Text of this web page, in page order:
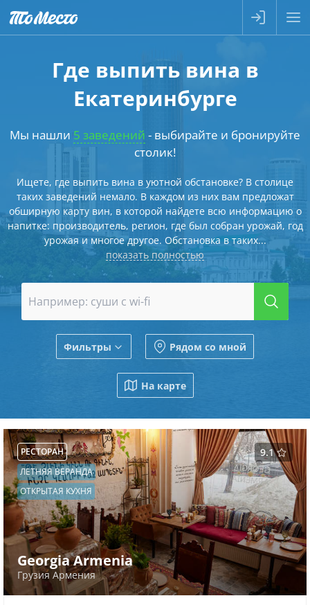
Где выпить вина в
Екатеринбурге
Мы нашли 5 заведений - выбирайте и бронируйте
столик!
Ищете, где выпить вина в уютной обстановке? В столице
таких заведений немало. В каждом из них вам предложат
обширную карту вин, в которой найдете всю информацию о
напитке: производитель, регион, где был собран урожай, год
урожая и многое другое. Обстановка в таких...
показать полностью
Фильтры Рядом со мной
На карте
9.1
РЕСТОРАН
ЛЕТНЯЯ ВЕРАНДА
ОТКРЫТАЯ КУХНЯ
Georgia Armenia
Грузия Армения